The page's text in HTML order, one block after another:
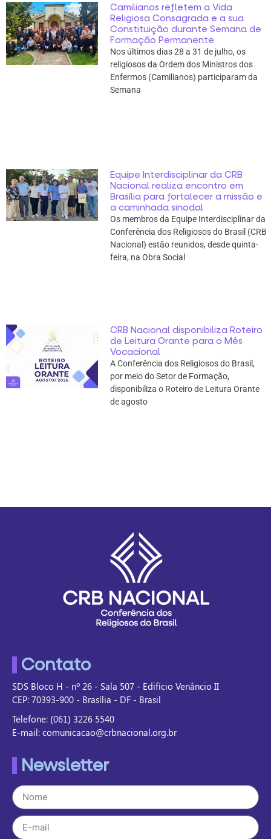
Camilianos refletem a Vida
Religiosa Consagrada e a sua
Constituição durante Semana de
Formação Permanente
Nos últimos dias 28 a 31 de julho, os
religiosos da Ordem dos Ministros dos
Enfermos (Camilianos) participaram da
Semana
Equipe Interdisciplinar da CRB
Nacional realiza encontro em
Brasília para fortalecer a missão e
a caminhada sinodal
Os membros da Equipe Interdisciplinar da
Conferência dos Religiosos do Brasil (CRB
Nacional) estão reunidos, desde quinta-
feira, na Obra Social
CRB Nacional disponibiliza Roteiro
de Leitura Orante para o Mês
Vocacional
A Conferência dos Religiosos do Brasil,
por meio do Setor de Formação,
disponibiliza o Roteiro de Leitura Orante
de agosto
Contato
SDS Bloco H - nº 26 - Sala 507 - Edifício Venâncio II
CEP: 70393-900 - Brasília - DF - Brasil
Telefone: (061) 3226 5540
E-mail: comunicacao@crbnacional.org.br
Newsletter